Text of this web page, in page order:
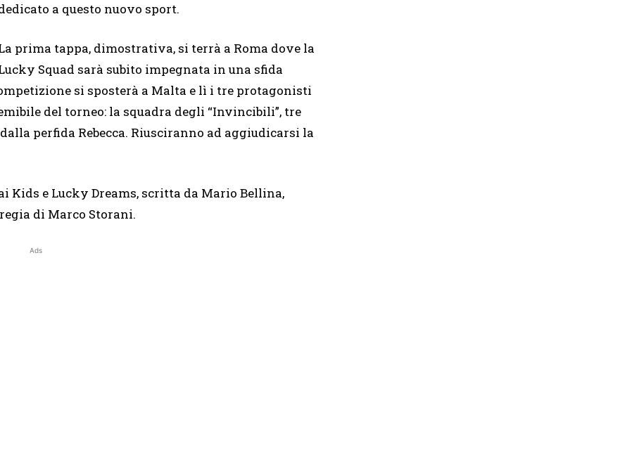
a questo nuovo sport.
prima tappa, dimostrativa, si terrà a Roma dove la
Squad sarà subito impegnata in una sfida
si sposterà a Malta e lì i tre protagonisti
del torneo: la squadra degli “Invincibili”, tre
perfida Rebecca. Riusciranno ad aggiudicarsi la
Kids e Lucky Dreams, scritta da Mario Bellina,
di Marco Storani.
Ads